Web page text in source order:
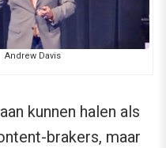
Andrew Davis
kunnen halen als
brakers, maar